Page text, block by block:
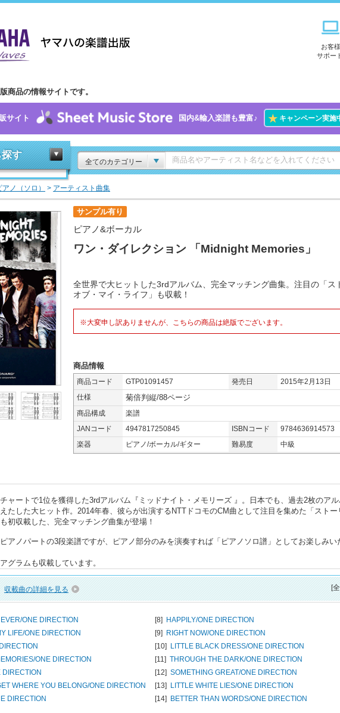
お客様
サポー
商品の情報サイトです。
サイト 国内&輸入楽譜も豊富♪ ★キャンペーン実施
す
全てのカテゴリー
ノ（ソロ） > アーティスト曲集
サンプル有り
ピアノ&ボーカル
ワン・ダイレクション 「Midnight Memories」
全世界で大ヒットした3rdアルバム、完全マッチング曲集。注目の「ス
オブ・マイ・ライフ」も収載！
※大変申し訳ありませんが、こちらの商品は絶版でございます。
商品情報
商品コード GTP01091457 発売日
2015年2月13日
仕様
菊倍判縦/88ページ
商品構成
楽譜
JANコード
4947817250845 ISBNコード
9784636914573
楽器
ピアノ/ボーカル/ギター 難易度 中級
ャートで1位を獲得した3rdアルバム『ミッドナイト・メモリーズ 』。日本でも、過去2枚のア
たした大ヒット作。2014年春、彼らが出演するNTTドコモのCM曲として注目を集めた「ストー
初収載した、完全マッチング曲集が登場！
アノパートの3段楽譜ですが、ピアノ部分のみを演奏すれば「ピアノソロ譜」としてお楽しみい
グラムも収載しています。
収載曲の詳細を見る [
ONE DIRECTION
LIFE/ONE DIRECTION
ONE DIRECTION
DIRECTION
WHERE YOU BELONG/ONE DIRECTION
DIRECTION
[8] HAPPILY/ONE DIRECTION
[9] RIGHT NOW/ONE DIRECTION
[10] LITTLE BLACK DRESS/ONE DIRECTION
[11] THROUGH THE DARK/ONE DIRECTION
[12] SOMETHING GREAT/ONE DIRECTION
[13] LITTLE WHITE LIES/ONE DIRECTION
[14] BETTER THAN WORDS/ONE DIRECTION